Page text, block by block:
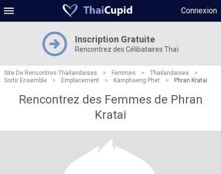
Connexion
Inscription Gratuite
Rencontrez des Célibataires Thaï
Site De Rencontres Thaïlandaises > Femmes > Thaïlandaises
>
Sortir Ensemble
> Emplacement > Kamphaeng Phet > Phran Kratai
Rencontrez des Femmes de Phran
Kratai